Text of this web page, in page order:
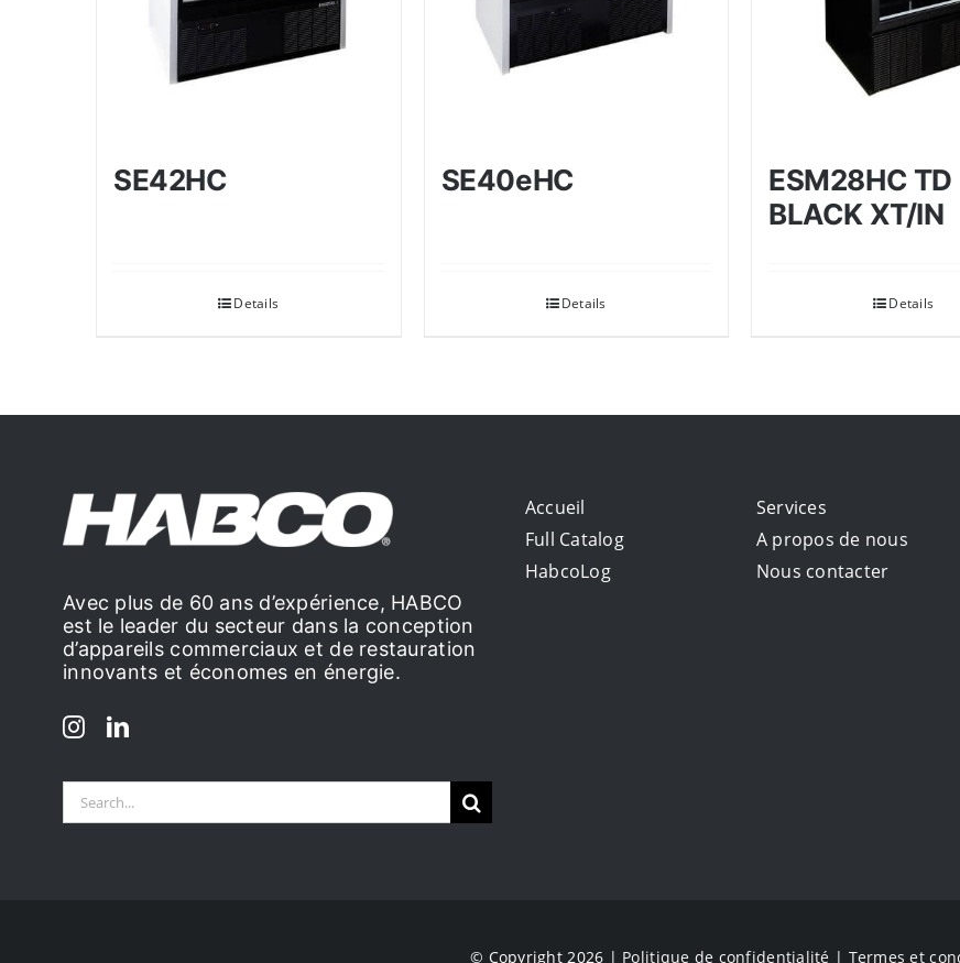
SE42HC
Details
SE40eHC
Details
ESM28HC TD
BLACK XT/IN
Details
Avec plus de 60 ans d’expérience, HABCO
est le leader du secteur dans la conception
d’appareils commerciaux et de restauration
innovants et économes en énergie.
Search
Accueil
Full Catalog
HabcoLog
Services
A propos de nous
Nous contacter
© Copyright 2026 | Politique de confidentialité | Termes et